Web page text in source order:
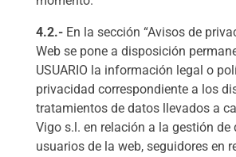
4.2.-En la sección “Avisos de
Web se pone a disposición
USUARIO la información legal o
privacidad correspondiente a los
tratamientos de datos llevados a
Vigo s.l. en relación a la gestión de
usuarios de la web, seguidores en